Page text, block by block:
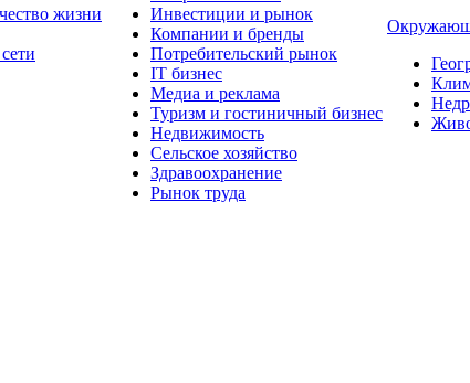
жизни
Инвестиции и рынок
Компании и бренды
Потребительский рынок
IT бизнес
Медиа и реклама
Туризм и гостиничный бизнес
Недвижимость
Сельское хозяйство
Здравоохранение
Рынок труда